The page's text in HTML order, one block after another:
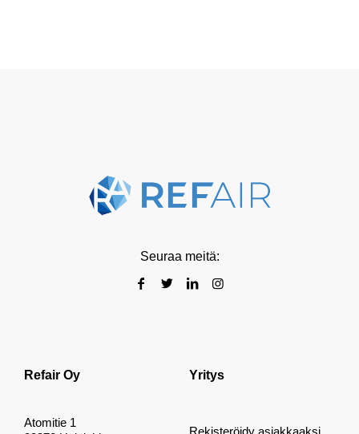
Seuraa meitä:
Refair Oy
Atomitie 1
Yritys